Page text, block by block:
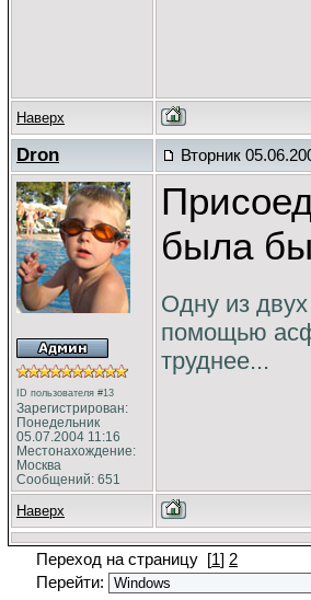
Наверх
Dron Вторник
ID пользователя #13
Зарегистрирован:
Понедельник
05.07.2004 11:16
Местонахождение:
Москва
Сообщений: 651
была
Одну из
помощью
труднее...
Наверх
Переход на страницу [1] 2
Перейти: